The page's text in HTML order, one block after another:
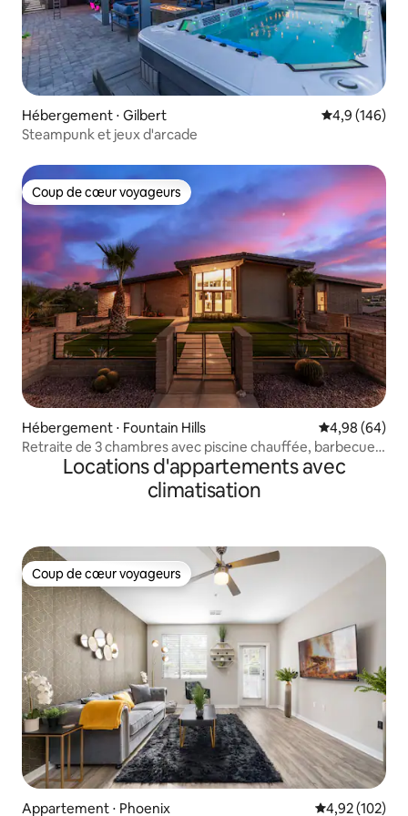
Hébergement ⋅ Gilbert Évaluation
4,9 (146)
Steampunk et jeux d'arcade
Coup de cœur voyageurs
Coup de cœur voyageurs
Hébergement ⋅ Fountain Hills Évaluation
4,98 (64)
Retraite de 3 chambres avec piscine chauffée, barbecue
et vue sur la montagne
Locations d'appartements avec
climatisation
Coup de cœur voyageurs
Coup de cœur voyageurs
Appartement ⋅ Phoenix Évaluation
4,92 (102)